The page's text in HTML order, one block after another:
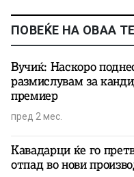
ПОВЕЌЕ НА ОВАА
Вучиќ: Наскоро
размислувам за
премиер
пред 2 мес.
Кавадарци ќе го
отпад во нови